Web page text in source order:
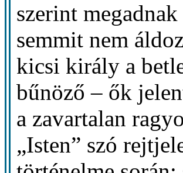
szerint
semmit nem
kicsi király a
bűnöző – ők
a zavartalan
„Isten” szó